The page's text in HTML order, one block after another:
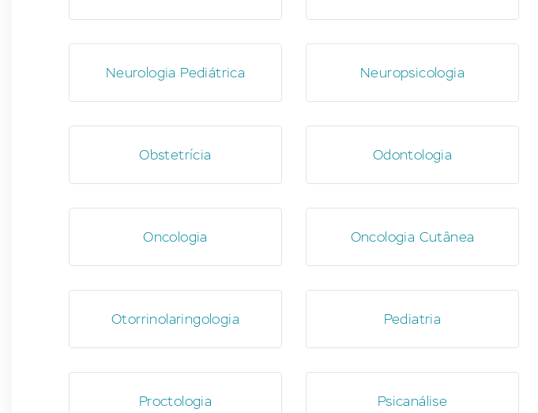
Neurologia Pediátrica Neuropsicologia
Obstetrícia Odontologia
Oncologia Oncologia Cutânea
Otorrinolaringologia Pediatria
Proctologia Psicanálise